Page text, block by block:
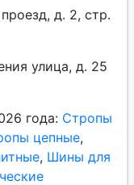
д. 2, стр.
улица, д. 25
года: Стропы
цепные,
, Шины для